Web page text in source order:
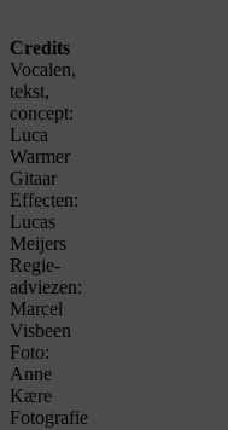
Credits
Vocalen,
tekst,
concept:
Luca
Warmer
Gitaar
Effecten:
Lucas
Meijers
Regie-
adviezen:
Marcel
Visbeen
Foto:
Anne
Kære
Fotografie